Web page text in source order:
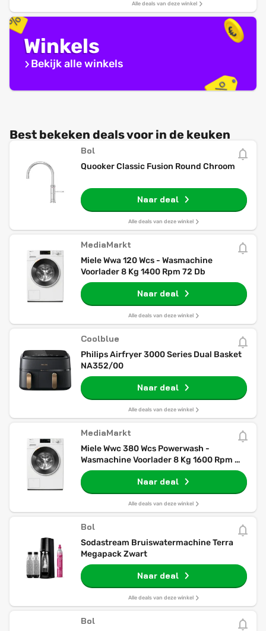
Alle deals van deze winkel
Winkels
Bekijk alle winkels
Best bekeken deals voor in de keuken
Bol
Quooker Classic Fusion Round Chroom
Naar deal
Alle deals van deze winkel
MediaMarkt
Miele Wwa 120 Wcs - Wasmachine
Voorlader 8 Kg 1400 Rpm 72 Db
Naar deal
Alle deals van deze winkel
Coolblue
Philips Airfryer 3000 Series Dual Basket
NA352/00
Naar deal
Alle deals van deze winkel
MediaMarkt
Miele Wwc 380 Wcs Powerwash -
Wasmachine Voorlader 8 Kg 1600 Rpm 73
Db
Naar deal
Alle deals van deze winkel
Bol
Sodastream Bruiswatermachine Terra
Megapack Zwart
Naar deal
Alle deals van deze winkel
Bol